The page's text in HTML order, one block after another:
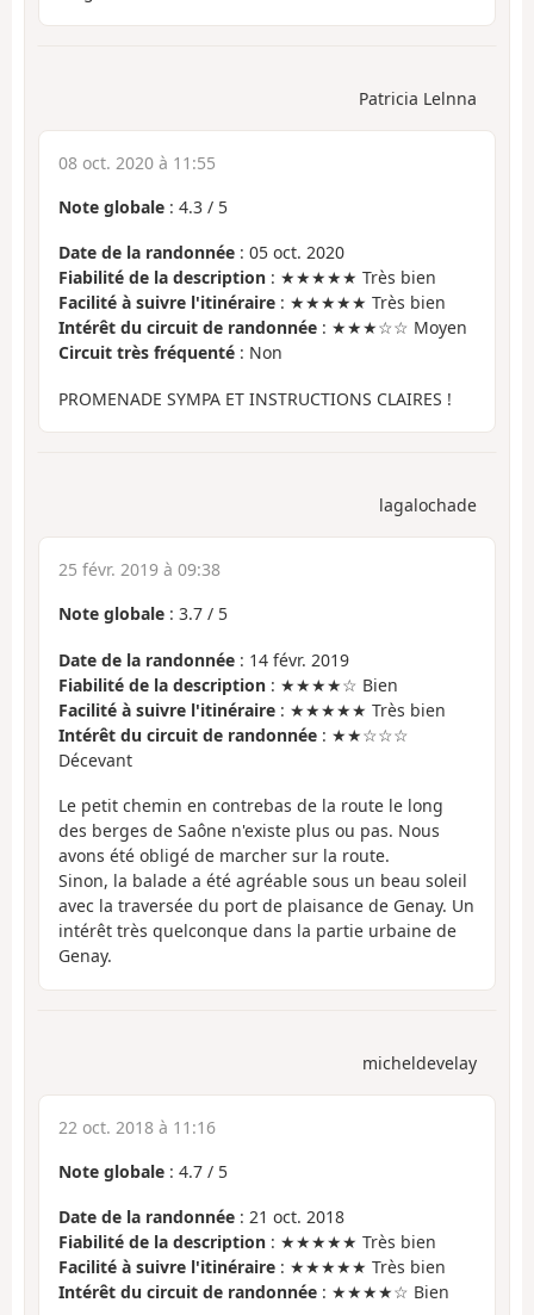
Patricia Lelnna
08 oct. 2020 à 11:55
Note globale : 4.3 / 5
Date de la randonnée : 05 oct. 2020
Fiabilité de la description : ★★★★★ Très bien
Facilité à suivre l'itinéraire : ★★★★★ Très bien
Intérêt du circuit de randonnée : ★★★☆☆ Moyen
Circuit très fréquenté : Non
PROMENADE SYMPA ET INSTRUCTIONS CLAIRES !
lagalochade
25 févr. 2019 à 09:38
Note globale : 3.7 / 5
Date de la randonnée : 14 févr. 2019
Fiabilité de la description : ★★★★☆ Bien
Facilité à suivre l'itinéraire : ★★★★★ Très bien
Intérêt du circuit de randonnée : ★★☆☆☆
Décevant
Le petit chemin en contrebas de la route le long
des berges de Saône n'existe plus ou pas. Nous
avons été obligé de marcher sur la route.
Sinon, la balade a été agréable sous un beau soleil
avec la traversée du port de plaisance de Genay. Un
intérêt très quelconque dans la partie urbaine de
Genay.
micheldevelay
22 oct. 2018 à 11:16
Note globale : 4.7 / 5
Date de la randonnée : 21 oct. 2018
Fiabilité de la description : ★★★★★ Très bien
Facilité à suivre l'itinéraire : ★★★★★ Très bien
Intérêt du circuit de randonnée : ★★★★☆ Bien